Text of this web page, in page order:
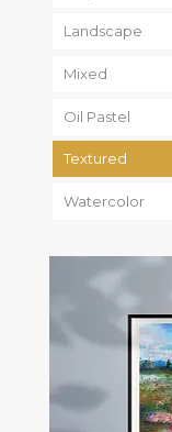
Landscape
Mixed
Oil Pastel
Textured
Watercolor